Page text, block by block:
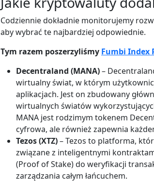
Codziennie dokładnie monitorujemy
aby wybrać te najbardziej odpowiednie.
Tym razem poszerzyliśmy Fumbi Index
Decentraland (MANA)–
wirtualny świat, w którym
aplikacjach. Jest on zbudowany
wirtualnych światów
MANA jest rodzimym tokenem
cyfrowa, ale również zapewnia
Tezos (XTZ)– Tezos to platforma,
związane z inteligentnymi
(Proof of Stake) do weryfikacji
zarządzania całym łańcuchem.